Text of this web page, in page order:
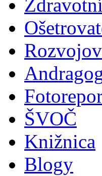
ŠVOČ
Knižnica
Blogy